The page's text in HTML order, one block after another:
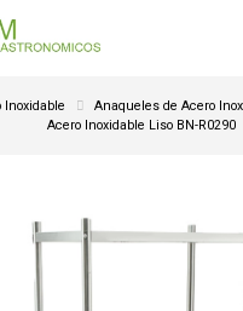
Inoxidable Anaqueles de Acero
Acero Inoxidable Liso BN-R0290